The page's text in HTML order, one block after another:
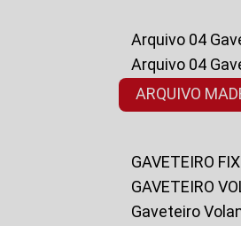
Arquivo 04
Arquivo 04
ARQUIVO
GAVETEIRO
GAVETEIRO
Gaveteiro